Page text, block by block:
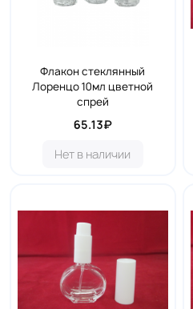
Флакон стеклянный
Лоренцо 10мл цветной
спрей
65.13₽
Нет в наличии